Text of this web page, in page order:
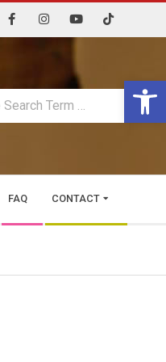
FAQ CONTACT